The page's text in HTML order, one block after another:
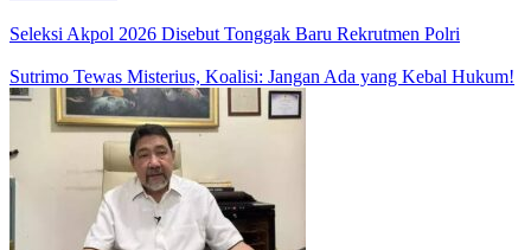
Seleksi Akpol 2026 Disebut Tonggak Baru Rekrutmen Polri
Sutrimo Tewas Misterius, Koalisi: Jangan Ada yang Kebal Hukum!